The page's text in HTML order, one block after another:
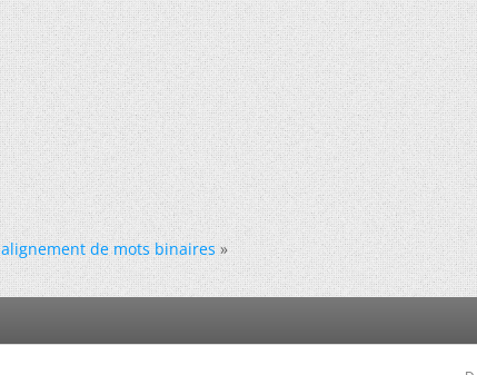
alignement de mots binaires »